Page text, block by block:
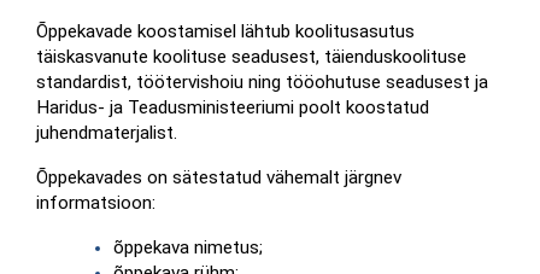
Õppekavade koostamisel lähtub koolitusasutus
täiskasvanute koolituse seadusest, täienduskoolituse
standardist, töötervishoiu ning tööohutuse seadusest ja
Haridus- ja Teadusministeeriumi poolt koostatud
juhendmaterjalist.
Õppekavades on sätestatud vähemalt järgnev
informatsioon:
õppekava nimetus;